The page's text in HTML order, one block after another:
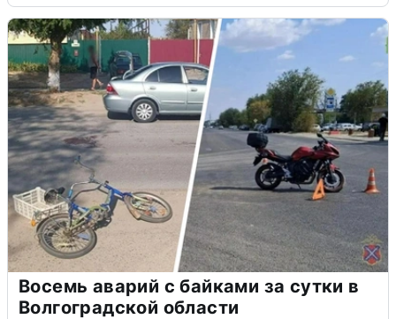
Восемь аварий с байками за сутки в
Волгоградской области